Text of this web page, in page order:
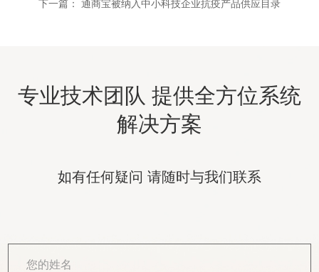
下一篇： 通商宝被纳入中小科技企业抗疫产品供应目录
专业技术团队 提供全方位系统
解决方案
如有任何疑问 请随时与我们联系